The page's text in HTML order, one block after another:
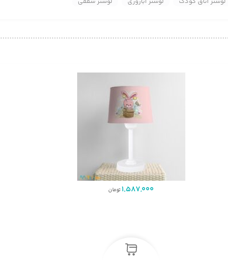
1,587,000تومان